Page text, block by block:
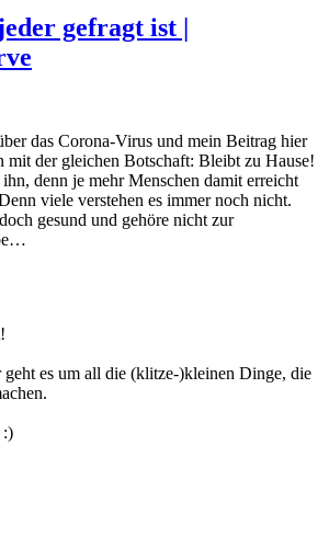
gefragt ist |
das Corona-Virus und mein Beitrag hier
mit der gleichen Botschaft: Bleibt zu Hause!
denn je mehr Menschen damit erreicht
viele verstehen es immer noch nicht.
gesund und gehöre nicht zur
es um all die (klitze-)kleinen Dinge, die
:)